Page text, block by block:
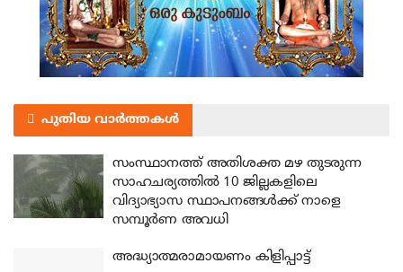
പുതിയ വാർത്തകൾ
സംസ്ഥാനത്ത് അതിശക്ത മഴ തുടരുന്ന
സാഹചര്യത്തിൽ 10 ജില്ലകളിലെ
വിദ്യാഭ്യാസ സ്ഥാപനങ്ങൾക്ക് നാളെ
സമ്പൂർണ അവധി
അദ്ധ്യാത്മരാമായണം കിളിപ്പാട്ട്